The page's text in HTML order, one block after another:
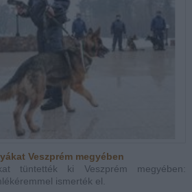
Veszprém megyében
tüntették ki Veszprém megyében:
ismerték el.